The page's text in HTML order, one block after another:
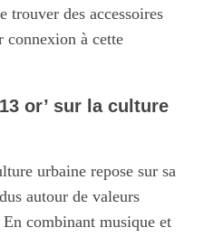
trouver des accessoires
à cette
or’ sur la culture
urbaine repose sur sa
autour de valeurs
combinant musique et